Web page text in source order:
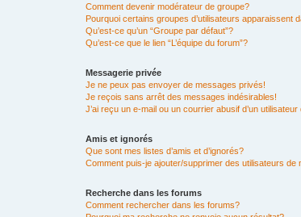
Comment devenir modérateur de groupe?
Pourquoi certains groupes d’utilisateurs apparaissent
Qu’est-ce qu’un “Groupe par défaut”?
Qu’est-ce que le lien “L’équipe du forum”?
Messagerie privée
Je ne peux pas envoyer de messages privés!
Je reçois sans arrêt des messages indésirables!
J’ai reçu un e-mail ou un courrier abusif d’un
Amis et ignorés
Que sont mes listes d’amis et d’ignorés?
Comment puis-je ajouter/supprimer des utilisateurs de
Recherche dans les forums
Comment rechercher dans les forums?